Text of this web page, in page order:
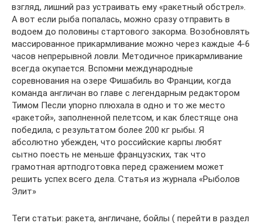
Теги статьи: ракета, англичане, бойлы ( перейти в раздел